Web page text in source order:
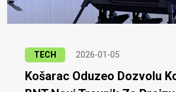
TECH 2026-01-05
Košarac Oduzeo Dozvolu